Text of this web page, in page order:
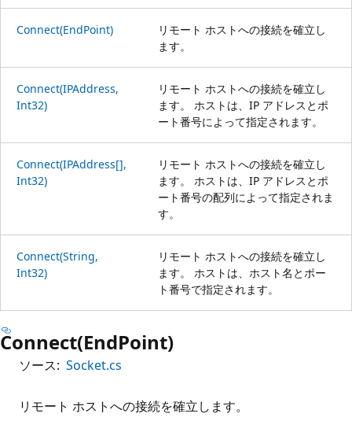
Connect(EndPoint)
リモート ホストへの接続を確立し
ます。
Connect(IPAddress,
Int32)
リモート ホストへの接続を確立し
ます。 ホストは、IP アドレスとポ
ート番号によって指定されます。
Connect(IPAddress[],
Int32)
リモート ホストへの接続を確立し
ます。 ホストは、IP アドレスとポ
ート番号の配列によって指定されま
す。
Connect(String,
Int32)
リモート ホストへの接続を確立し
ます。 ホストは、ホスト名とポー
ト番号で指定されます。
Connect(EndPoint)
ソース: Socket.cs
リモート ホストへの接続を確立します。